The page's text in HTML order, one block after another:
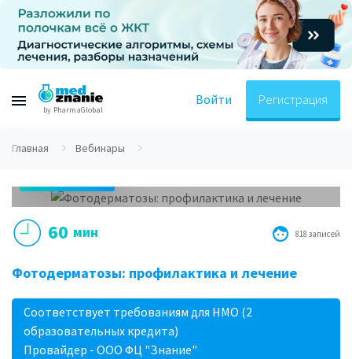
by PharmaGlobal
Войти Регистрация
Главная
Вебинары
60 мин 818 записей
Фотодерматозы: профилактика и лечение
Соответствует требованиям для НМО (2
образовательных кредита)
Провайдер - ООО ФЦ "Знание"